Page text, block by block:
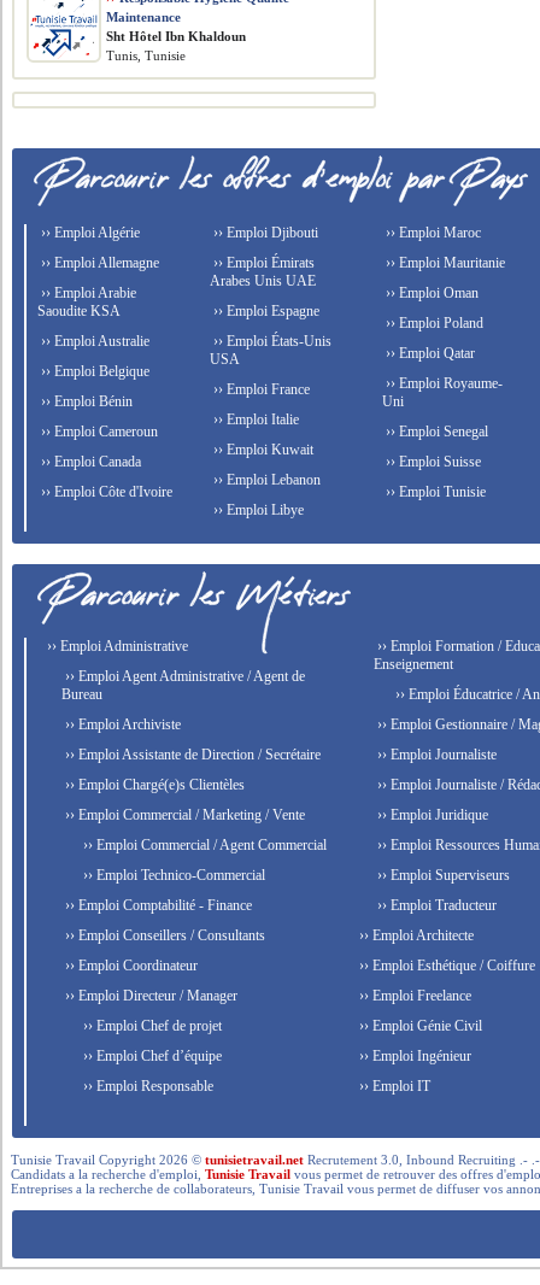
Maintenance
Sht Hôtel Ibn Khaldoun
Tunis, Tunisie
›› Emploi Algérie
›› Emploi Allemagne
›› Emploi Arabie
Saoudite KSA
›› Emploi Australie
›› Emploi Belgique
›› Emploi Bénin
›› Emploi Cameroun
›› Emploi Canada
›› Emploi Côte d'Ivoire
›› Emploi Djibouti
›› Emploi Émirats
Arabes Unis UAE
›› Emploi Espagne
›› Emploi États-Unis
USA
›› Emploi France
›› Emploi Italie
›› Emploi Kuwait
›› Emploi Lebanon
›› Emploi Libye
›› Emploi Maroc
›› Emploi Mauritanie
›› Emploi Oman
›› Emploi Poland
›› Emploi Qatar
›› Emploi Royaume-
Uni
›› Emploi Senegal
›› Emploi Suisse
›› Emploi Tunisie
›› Emploi Administrative
›› Emploi Agent Administrative / Agent de
Bureau
›› Emploi Archiviste
›› Emploi Assistante de Direction / Secrétaire
›› Emploi Chargé(e)s Clientèles
›› Emploi Commercial / Marketing / Vente
›› Emploi Commercial / Agent Commercial
›› Emploi Technico-Commercial
›› Emploi Comptabilité - Finance
›› Emploi Conseillers / Consultants
›› Emploi Coordinateur
›› Emploi Directeur / Manager
›› Emploi Chef de projet
›› Emploi Chef d’équipe
›› Emploi Responsable
›› Emploi Formation /
Enseignement
›› Emploi Éducatrice /
›› Emploi Gestionnaire /
›› Emploi Journaliste
›› Emploi Journaliste /
›› Emploi Juridique
›› Emploi Ressources
›› Emploi Superviseurs
›› Emploi Traducteur
›› Emploi Architecte
›› Emploi Esthétique / Coiffure
›› Emploi Freelance
›› Emploi Génie Civil
›› Emploi Ingénieur
›› Emploi IT
Tunisie Travail Copyright 2026 ©tunisietravail.net Recrutement 3.0, Inbound Recruiting .-
Candidats a la recherche d'emploi,Tunisie Travail vous permet de retrouver des offres
Entreprises a la recherche de collaborateurs, Tunisie Travail vous permet de diffuser vos